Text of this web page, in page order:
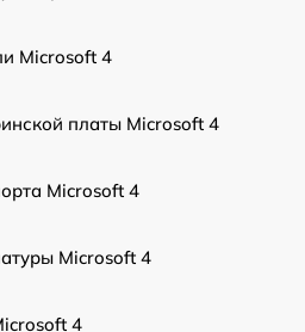
Microsoft 4
платы Microsoft 4
Microsoft 4
Microsoft 4
4